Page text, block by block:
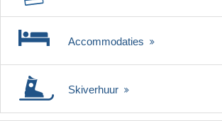
Accommodaties
Skiverhuur